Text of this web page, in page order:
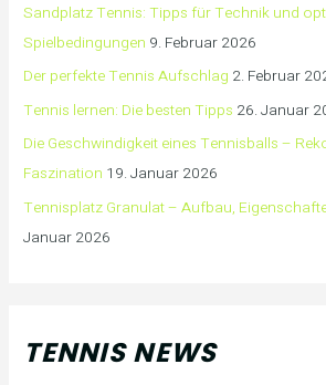
Sandplatz Tennis: Tipps für Technik und
Spielbedingungen 9. Februar 2026
Der perfekte Tennis Aufschlag 2. Februar
Tennis lernen: Die besten Tipps 26. Januar
Die Geschwindigkeit eines Tennisballs –
Faszination 19. Januar 2026
Tennisplatz Granulat – Aufbau,
Januar 2026
TENNIS NEWS